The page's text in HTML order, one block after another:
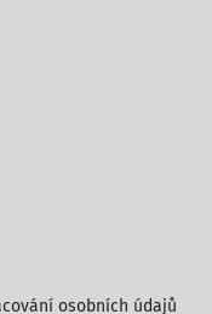
osobních údajů